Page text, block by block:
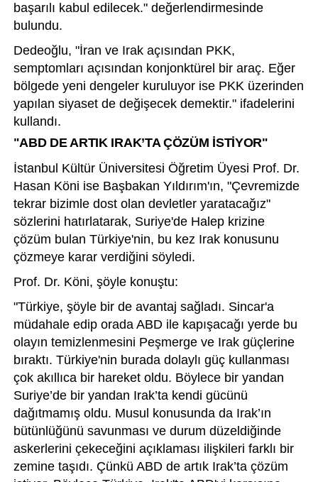
başarılı kabul edilecek." değerlendirmesinde
bulundu.
Dedeoğlu, "İran ve Irak açısından PKK,
semptomları açısından konjonktürel bir araç. Eğer
bölgede yeni dengeler kuruluyor ise PKK üzerinden
yapılan siyaset de değişecek demektir." ifadelerini
kullandı.
"ABD DE ARTIK IRAK’TA ÇÖZÜM İSTİYOR"
İstanbul Kültür Üniversitesi Öğretim Üyesi Prof. Dr.
Hasan Köni ise Başbakan Yıldırım'ın, "Çevremizde
tekrar bizimle dost olan devletler yaratacağız"
sözlerini hatırlatarak, Suriye'de Halep krizine
çözüm bulan Türkiye'nin, bu kez Irak konusunu
çözmeye karar verdiğini söyledi.
Prof. Dr. Köni, şöyle konuştu:
"Türkiye, şöyle bir de avantaj sağladı. Sincar'a
müdahale edip orada ABD ile kapışacağı yerde bu
olayın temizlenmesini Peşmerge ve Irak güçlerine
bıraktı. Türkiye'nin burada dolaylı güç kullanması
çok akıllıca bir hareket oldu. Böylece bir yandan
Suriye’de bir yandan Irak’ta kendi gücünü
dağıtmamış oldu. Musul konusunda da Irak’ın
bütünlüğünü savunması ve durum düzeldiğinde
askerlerini çekeceğini açıklaması ilişkileri farklı bir
zemine taşıdı. Çünkü ABD de artık Irak’ta çözüm